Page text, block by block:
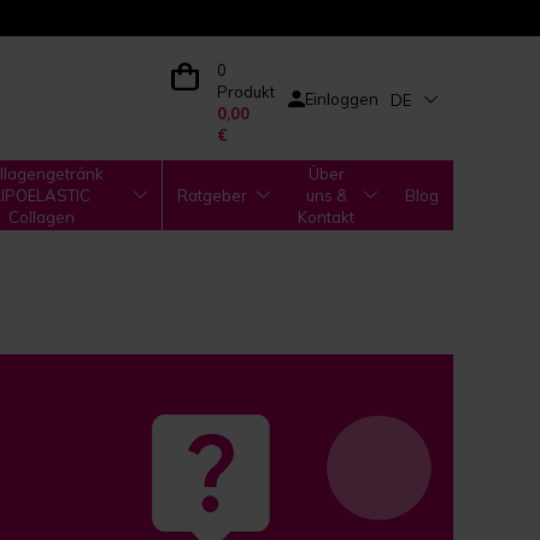
0
Produkt
0,00
€
Einloggen DE
Collagen
Ratgeber
Über
uns &
Kontakt
Blog